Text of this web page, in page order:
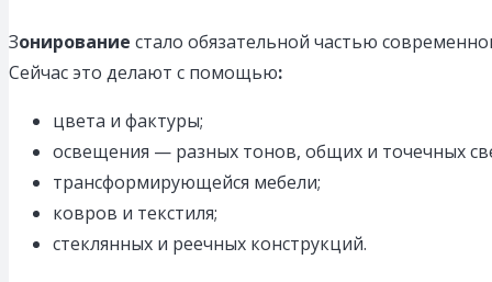
Зонирование стало обязательной частью
Сейчас это делают с помощью:
цвета и фактуры;
освещения — разных тонов, общих и точечных
трансформирующейся мебели;
ковров и текстиля;
стеклянных и реечных конструкций.